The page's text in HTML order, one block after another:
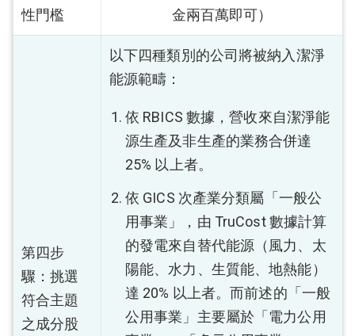
性門檻
金兩百萬即可）
第四步
驟：挑選
符合主題
之成分股
以下四種類別的公司將被納入潔淨
能源範疇：
依 RBICS 數據，營收來自潔淨能
源生產及非生產的業務合併達
25% 以上者。
依 GICS 次產業分類屬「一般公
用事業」，由 TruCost 數據計算
的發電來自替代能源（風力、太
陽能、水力、生質能、地熱能）
達 20% 以上者。而前述的「一般
公用事業」主要屬於「電力公用